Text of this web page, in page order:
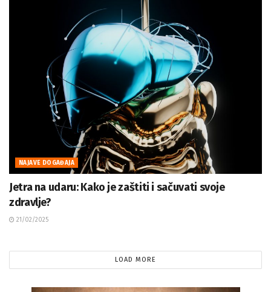
NAJAVE DOGAĐAJA
Jetra na udaru: Kako je zaštiti i sačuvati svoje
zdravlje?
21/02/2025
LOAD MORE